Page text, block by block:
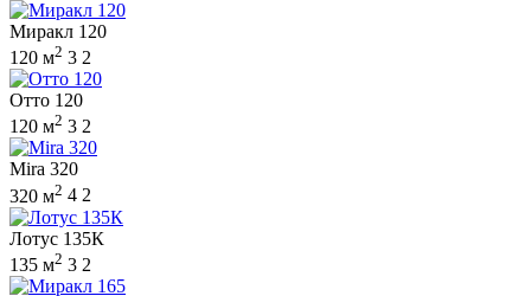
Миракл 120
120 м2 3 2
Отто 120
120 м2 3 2
Mira 320
320 м2 4 2
Лотус 135К
135 м2 3 2